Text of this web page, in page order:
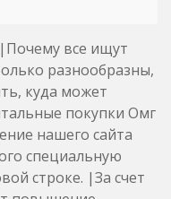
все ищут
разнообразны,
куда может
покупки Омг
нашего сайта
специальную
строке. |За счет